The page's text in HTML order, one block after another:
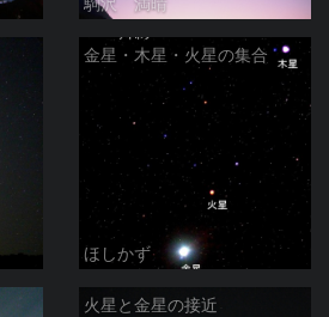
金星・木星・火星の集合
ほしかず
火星と金星の接近